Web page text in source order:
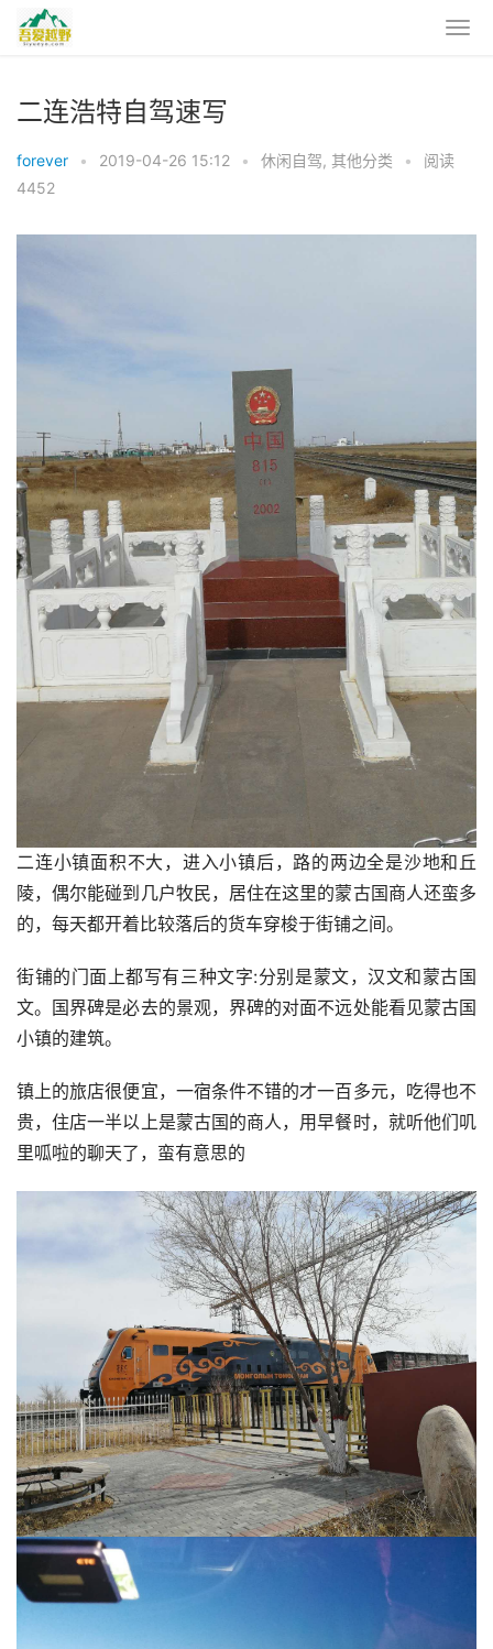
二连浩特自驾速写
forever • 2019-04-26 15:12 • 休闲自驾, 其他分类 •
阅读
4452
二连小镇面积不大，进入小镇后，路的两边全是沙地和丘
陵，偶尔能碰到几户牧民，居住在这里的蒙古国商人还蛮多
的，每天都开着比较落后的货车穿梭于街铺之间。
街铺的门面上都写有三种文字:分别是蒙文，汉文和蒙古国
文。国界碑是必去的景观，界碑的对面不远处能看见蒙古国
小镇的建筑。
镇上的旅店很便宜，一宿条件不错的才一百多元，吃得也不
贵，住店一半以上是蒙古国的商人，用早餐时，就听他们叽
里呱啦的聊天了，蛮有意思的